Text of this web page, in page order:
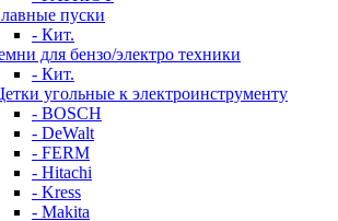
пуски
- Кит.
для бензо/электро техники
- Кит.
угольные к электроинструменту
- BOSCH
- DeWalt
- FERM
- Hitachi
- Kress
- Makita